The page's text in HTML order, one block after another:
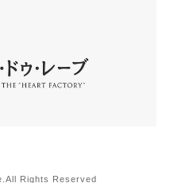
Rights Reserved